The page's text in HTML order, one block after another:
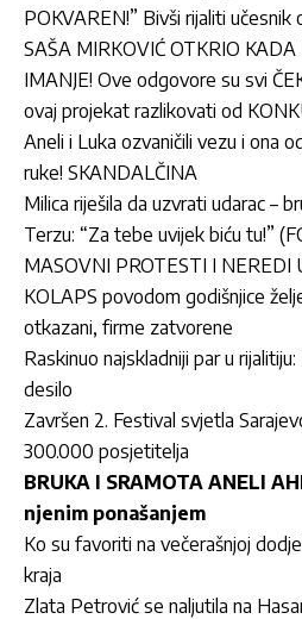
POKVAREN!” Bivši rijaliti učesnik
SAŠA MIRKOVIĆ OTKRIO KADA
IMANJE! Ove odgovore su svi
ovaj projekat razlikovati od
Aneli i Luka ozvaničili vezu i ona
ruke! SKANDALČINA
Milica riješila da uzvrati udarac –
Terzu: “Za tebe uvijek biću tu!”
MASOVNI PROTESTI I NEREDI
KOLAPS povodom godišnjice
otkazani, firme zatvorene
Raskinuo najskladniji par u
desilo
Završen 2. Festival svjetla
300.000 posjetitelja
BRUKA I SRAMOTA ANELI
njenim ponašanjem
Ko su favoriti na večerašnjoj
kraja
Zlata Petrović se naljutila na